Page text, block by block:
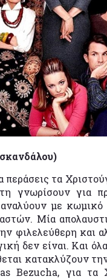
περάσεις τα
γνωρίσουν για
με
Μία
φιλελεύθερη και
δεν είναι. Και
κατακλύζουν
Bezucha, για τα